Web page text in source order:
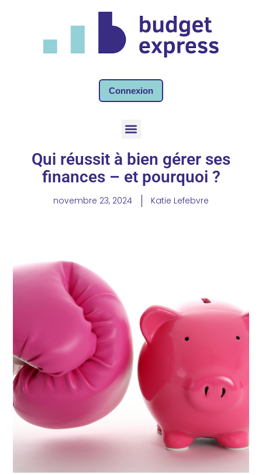
Connexion
Qui réussit à bien gérer ses
finances – et pourquoi ?
novembre 23, 2024 Katie Lefebvre